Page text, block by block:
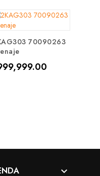
70090263
